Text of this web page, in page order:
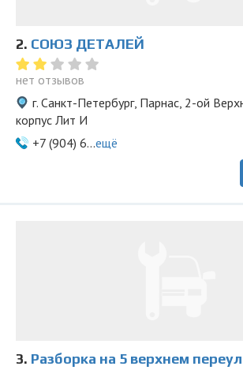
2. СОЮЗ ДЕТАЛЕЙ
нет отзывов
г. Санкт-Петербург, Парнас, 2-ой
корпус Лит И
+7 (904) 6...ещё
3. Разборка на 5 верхнем